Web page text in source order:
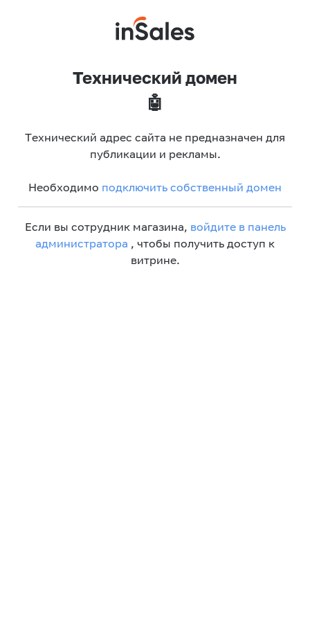
Технический домен
🤖
Технический адрес сайта не предназначен для
публикации и рекламы.
Необходимо подключить собственный домен
Если вы сотрудник магазина, войдите в панель
администратора , чтобы получить доступ к
витрине.